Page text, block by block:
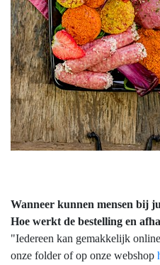
Wanneer kunnen mensen bij
Hoe werkt de bestelling en
"Iedereen kan gemakkelijk
onze folder of op onze webshop